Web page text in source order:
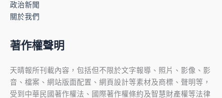
政治新聞
關於我們
著作權聲明
天晴報所刊載內容，包括但不限於文字報導、照片、影像、影
音、檔案、網站版面配置、網頁設計等素材及商標、聲明等，
受到中華民國著作權法、國際著作權條約及智慧財產權等法律